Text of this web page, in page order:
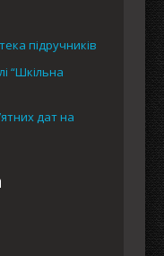
підручників
“Шкільна
дат на